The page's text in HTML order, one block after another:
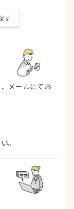
す
メールにてお
。